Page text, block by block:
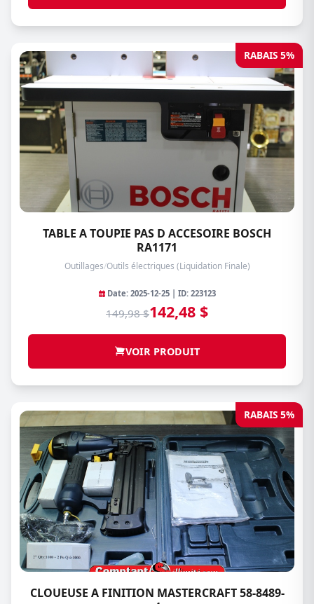
RABAIS 5%
TABLE A TOUPIE PAS D ACCESOIRE BOSCH
RA1171
Outillages/Outils électriques (Liquidation Finale)
Date: 2025-12-25 | ID: 223123
149,98 $142,48 $
VOIR PRODUIT
RABAIS 5%
CLOUEUSE A FINITION MASTERCRAFT 58-8489-